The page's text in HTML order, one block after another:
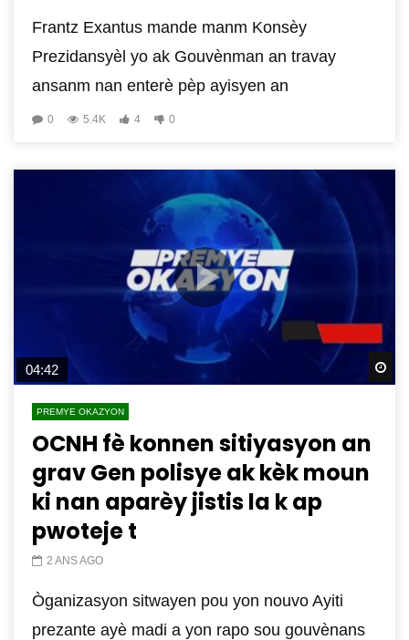
Frantz Exantus mande manm Konsèy
Prezidansyèl yo ak Gouvènman an travay
ansanm nan enterè pèp ayisyen an
0 5.4K 4 0
04:42
PREMYE OKAZYON
OCNH fè konnen sitiyasyon an
grav Gen polisye ak kèk moun
ki nan aparèy jistis la k ap
pwoteje t
2 ANS AGO
Òganizasyon sitwayen pou yon nouvo Ayiti
prezante ayè madi a yon rapo sou gouvènans